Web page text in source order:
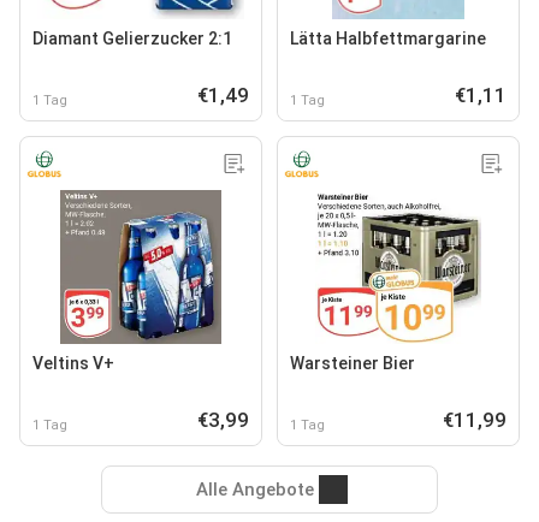
Diamant Gelierzucker 2:1
1 Tag €1,49
Lätta Halbfettmargarine
1 Tag €1,11
Veltins V+
1 Tag €3,99
Warsteiner Bier
1 Tag €11,99
Alle Angebote